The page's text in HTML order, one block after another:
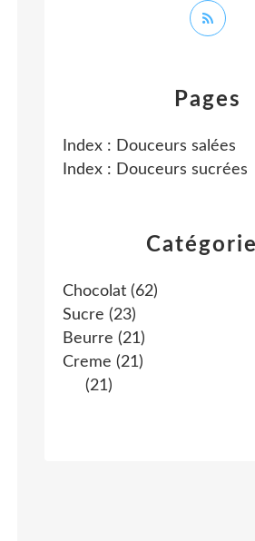
Chocolat (62)
Sucre (23)
Beurre (21)
Creme (21)
(21)
Pages
Index : Douceurs salées
Index : Douceurs sucrées